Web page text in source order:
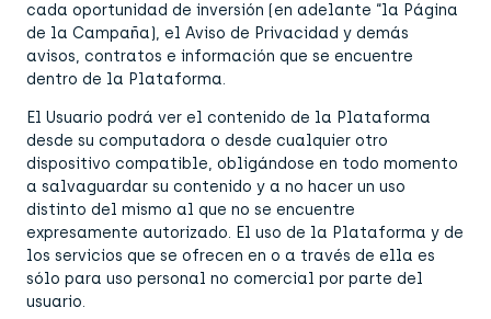
cada oportunidad de inversión (en adelante “la Página
de la Campaña), el Aviso de Privacidad y demás
avisos, contratos e información que se encuentre
dentro de la Plataforma.
El Usuario podrá ver el contenido de la Plataforma
desde su computadora o desde cualquier otro
dispositivo compatible, obligándose en todo momento
a salvaguardar su contenido y a no hacer un uso
distinto del mismo al que no se encuentre
expresamente autorizado. El uso de la Plataforma y de
los servicios que se ofrecen en o a través de ella es
sólo para uso personal no comercial por parte del
usuario.